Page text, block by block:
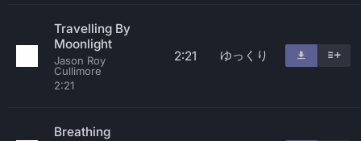
Travelling By
Moonlight
Jason Roy
Cullimore
2:21
2:21 ゆっくり
Breathing